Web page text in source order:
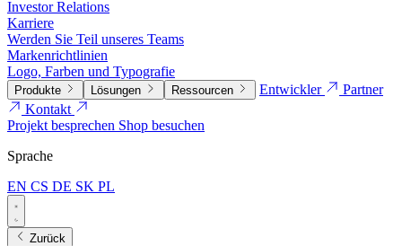
Investor Relations
Karriere
Werden Sie Teil unseres Teams
Markenrichtlinien
Logo, Farben und Typografie
Produkte Lösungen Ressourcen Entwickler
Partner
Kontakt
Projekt besprechen Shop besuchen
Sprache
EN CS DE SK PL
Zurück